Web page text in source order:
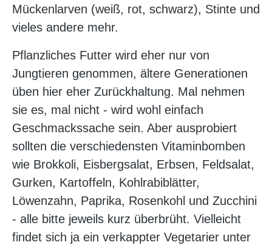
Mückenlarven (weiß, rot, schwarz), Stinte und
vieles andere mehr.
Pflanzliches Futter wird eher nur von
Jungtieren genommen, ältere Generationen
üben hier eher Zurückhaltung. Mal nehmen
sie es, mal nicht - wird wohl einfach
Geschmackssache sein. Aber ausprobiert
sollten die verschiedensten Vitaminbomben
wie Brokkoli, Eisbergsalat, Erbsen, Feldsalat,
Gurken, Kartoffeln, Kohlrabiblätter,
Löwenzahn, Paprika, Rosenkohl und Zucchini
- alle bitte jeweils kurz überbrüht. Vielleicht
findet sich ja ein verkappter Vegetarier unter